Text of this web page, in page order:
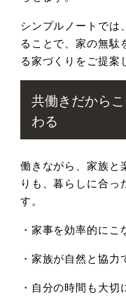
シンプルノートでは
ることで、家の無駄
る家づくりをご提案
共働きだから
わる
働きながら、家族と
りも、暮らしに合っ
す。
・家事を効率的にこ
・家族が自然と協力
・自分の時間も大切